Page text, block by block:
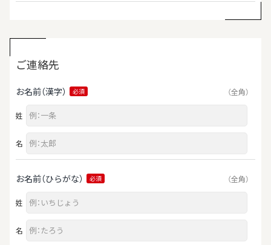
ご連絡先
お名前（漢字） 必須 （全角）
姓
名
お名前（ひらがな） 必須 （全角）
姓
名